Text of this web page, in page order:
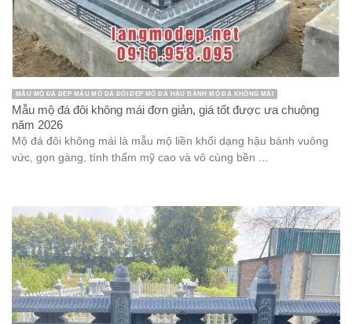
MẪU MỘ ĐÁ ĐẸP MẪU MỘ ĐÁ ĐÔI ĐẸP MỘ ĐÁ HẬU BÀNH MỘ ĐÁ KHÔNG MÁI
Mẫu mộ đá đôi không mái đơn giản, giá tốt được ưa chuộng
năm 2026
Mộ đá đôi không mái là mẫu mộ liền khối dạng hậu bành vuông
vức, gọn gàng, tính thẩm mỹ cao và vô cùng bền ...